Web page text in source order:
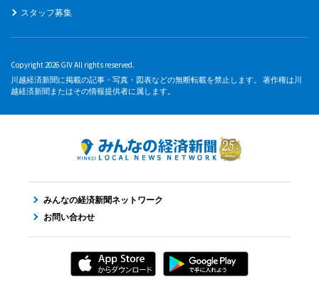
スタッフ募集
Copyright 2026 GIV All rights reserved.
川越経済新聞に掲載の記事・写真・図表などの無断転載を禁止します。 著作権は川
越経済新聞またはその情報提供者に属します。
みんなの経済新聞ネットワーク
お問い合わせ